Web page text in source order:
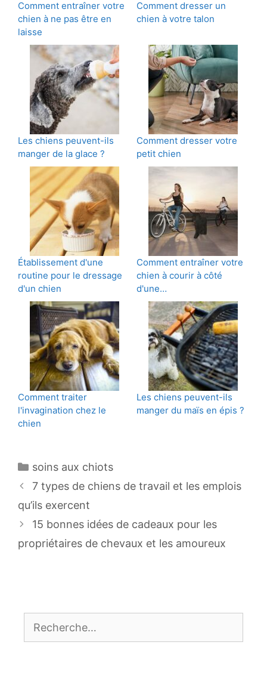
Comment entraîner votre
chien à ne pas être en
laisse
Comment dresser un
chien à votre talon
Les chiens peuvent-ils
manger de la glace ?
Comment dresser votre
petit chien
Établissement d'une
routine pour le dressage
d'un chien
Comment entraîner votre
chien à courir à côté
d'une…
Comment traiter
l'invagination chez le
chien
Les chiens peuvent-ils
manger du maïs en épis ?
Catégories
soins aux chiots
Navigation
des
7 types de chiens de travail et les emplois
qu’ils exercent
15 bonnes idées de cadeaux pour les
propriétaires de chevaux et les amoureux